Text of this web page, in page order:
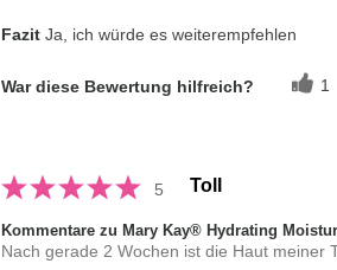
FazitJa, ich würde es weiterempfehlen
War diese Bewertung hilfreich? 1
5 Toll
Kommentare zu Mary Kay® Hydrating
Nach gerade 2 Wochen ist die Haut meiner